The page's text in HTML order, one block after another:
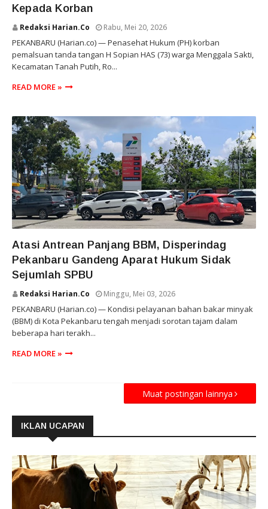
Kepada Korban
Redaksi Harian.co Rabu, Mei 20, 2026
PEKANBARU (Harian.co) — Penasehat Hukum (PH) korban
pemalsuan tanda tangan H Sopian HAS (73) warga Menggala Sakti,
Kecamatan Tanah Putih, Ro...
READ MORE »
Atasi Antrean Panjang BBM, Disperindag
Pekanbaru Gandeng Aparat Hukum Sidak
Sejumlah SPBU
Redaksi Harian.co Minggu, Mei 03, 2026
PEKANBARU (Harian.co) — Kondisi pelayanan bahan bakar minyak
(BBM) di Kota Pekanbaru tengah menjadi sorotan tajam dalam
beberapa hari terakh...
READ MORE »
Muat postingan lainnya
IKLAN UCAPAN